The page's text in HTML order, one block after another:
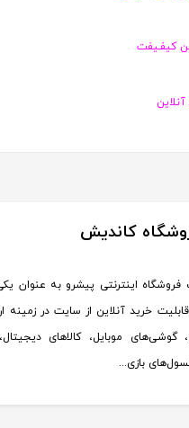
کیفـیفت
آنلاین
کاندیش
اینترنتی پیشرو به عنوان
خرید آنلاین از سایت در زمینه
گوشی‌های موبایل، کالاهای
بازی...